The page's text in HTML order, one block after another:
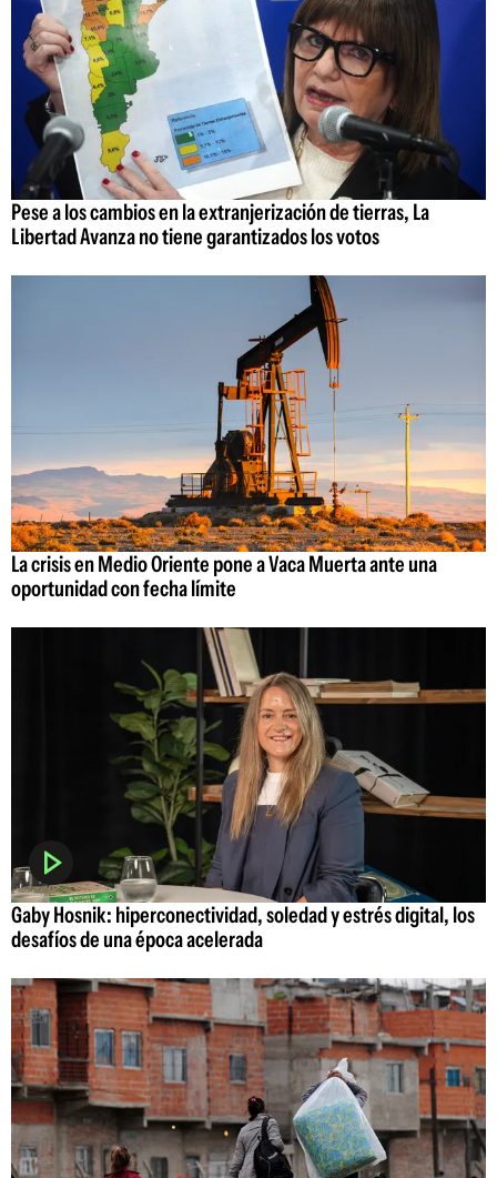
Pese a los cambios en la extranjerización de tierras, La
Libertad Avanza no tiene garantizados los votos
La crisis en Medio Oriente pone a Vaca Muerta ante una
oportunidad con fecha límite
Gaby Hosnik: hiperconectividad, soledad y estrés digital, los
desafíos de una época acelerada